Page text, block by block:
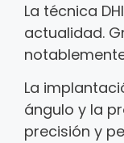
La técnica
actualidad.
La
ángulo y la
precisión y